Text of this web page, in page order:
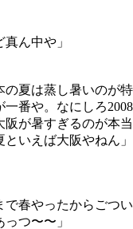
ん中や」
の夏は蒸し暑いのが特
番や。なにしろ2008
が暑すぎるのが本当
いえば大阪やねん」
で春やったからごつい
つ〜〜」